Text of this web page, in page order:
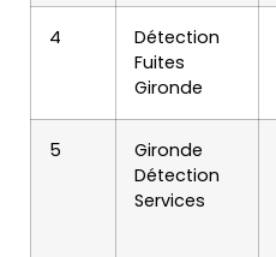
4
Détection
Fuites
Gironde
5
Gironde
Détection
Services